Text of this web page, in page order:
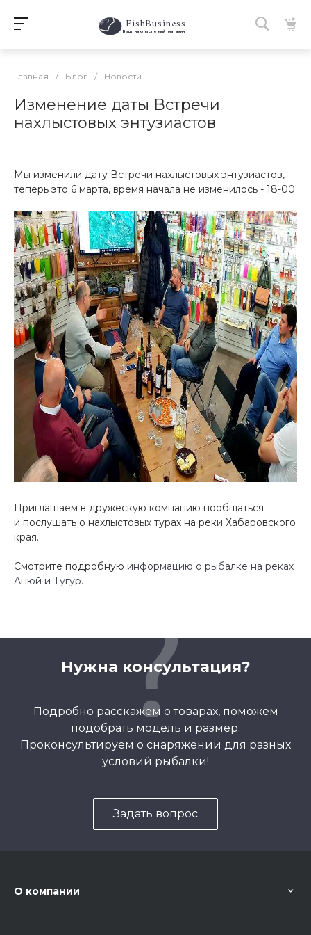
FishBusiness
Ваш нахлыстовый магазин
Главная / Блог / Новости
Изменение даты Встречи
нахлыстовых энтузиастов
Мы изменили дату Встречи нахлыстовых энтузиастов,
теперь это 6 марта, время начала не изменилось - 18-00.
Приглашаем в дружескую компанию пообщаться
и послушать о нахлыстовых турах на реки Хабаровского
края.
Смотрите подробную информацию о рыбалке на реках
Анюй и Тугур.
Нужна консультация?
Подробно расскажем о товарах, поможем
подобрать модель и размер.
Проконсультируем о снаряжении для разных
условий рыбалки!
Задать вопрос
О компании